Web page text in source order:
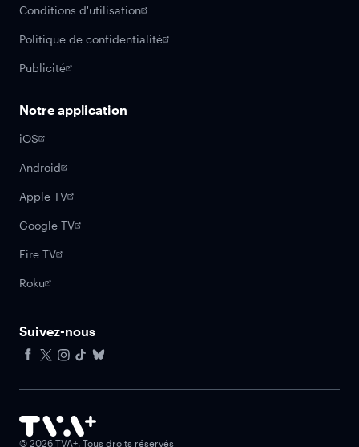
Conditions d'utilisation
Politique de confidentialité
Publicité
Notre application
iOS
Android
Apple TV
Google TV
Fire TV
Roku
Suivez-nous
© 2026 TVA+. Tous droits réservés